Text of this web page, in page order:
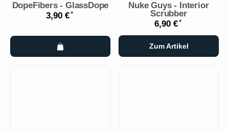
DopeFibers - GlassDope
3,90 €*
Nuke Guys - Interior
Scrubber
6,90 €*
Zum Artikel